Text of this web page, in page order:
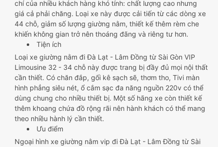
chí của nhiều khách hàng khó tính: chất lượng cao nhưng
giá cả phải chăng. Loại xe này được cải tiến từ các dòng xe
44 chỗ, giảm số lượng giường nằm, thiết kế thêm rèm che
khiến không gian trở nên thoáng đãng và riêng tư hơn.
Tiện ích
Loại xe giường nằm đi Đà Lạt - Lâm Đồng từ Sài Gòn VIP
Limousine 32 - 34 chỗ này được trang bị đầy đủ mọi nội thất
cần thiết. Có chăn đắp, gối kê sạch sẽ, thơm tho, Tivi màn
hình phẳng siêu nét, ổ cắm sạc đa năng nguồn 220v có thể
dùng chung cho nhiều thiết bị. Một số hãng xe còn thiết kế
thêm khoang chứa đồ rộng rãi nên hành khách có thể mang
theo nhiều hành lý cần thiết.
Ưu điểm
Ngoại hình xe giường nằm vip đi Đà Lạt - Lâm Đồng từ Sài